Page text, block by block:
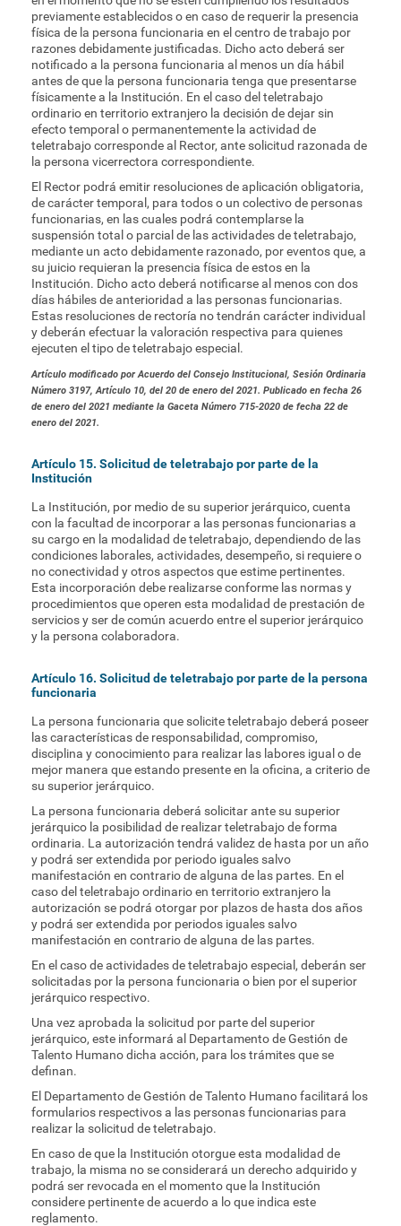
previamente establecidos o en caso de requerir la presencia
física de la persona funcionaria en el centro de trabajo por
razones debidamente justificadas. Dicho acto deberá ser
notificado a la persona funcionaria al menos un día hábil
antes de que la persona funcionaria tenga que presentarse
físicamente a la Institución. En el caso del teletrabajo
ordinario en territorio extranjero la decisión de dejar sin
efecto temporal o permanentemente la actividad de
teletrabajo corresponde al Rector, ante solicitud razonada de
la persona vicerrectora correspondiente.
El Rector podrá emitir resoluciones de aplicación obligatoria,
de carácter temporal, para todos o un colectivo de personas
funcionarias, en las cuales podrá contemplarse la
suspensión total o parcial de las actividades de teletrabajo,
mediante un acto debidamente razonado, por eventos que, a
su juicio requieran la presencia física de estos en la
Institución. Dicho acto deberá notificarse al menos con dos
días hábiles de anterioridad a las personas funcionarias.
Estas resoluciones de rectoría no tendrán carácter individual
y deberán efectuar la valoración respectiva para quienes
ejecuten el tipo de teletrabajo especial.
Artículo modificado por Acuerdo del Consejo Institucional, Sesión Ordinaria
Número 3197, Artículo 10, del 20 de enero del 2021. Publicado en fecha 26
de enero del 2021 mediante la Gaceta Número 715-2020 de fecha 22 de
enero del 2021.
Artículo 15. Solicitud de teletrabajo por parte de la
Institución
La Institución, por medio de su superior jerárquico, cuenta
con la facultad de incorporar a las personas funcionarias a
su cargo en la modalidad de teletrabajo, dependiendo de las
condiciones laborales, actividades, desempeño, si requiere o
no conectividad y otros aspectos que estime pertinentes.
Esta incorporación debe realizarse conforme las normas y
procedimientos que operen esta modalidad de prestación de
servicios y ser de común acuerdo entre el superior jerárquico
y la persona colaboradora.
Artículo 16. Solicitud de teletrabajo por parte de la persona
funcionaria
La persona funcionaria que solicite teletrabajo deberá poseer
las características de responsabilidad, compromiso,
disciplina y conocimiento para realizar las labores igual o de
mejor manera que estando presente en la oficina, a criterio de
su superior jerárquico.
La persona funcionaria deberá solicitar ante su superior
jerárquico la posibilidad de realizar teletrabajo de forma
ordinaria. La autorización tendrá validez de hasta por un año
y podrá ser extendida por periodo iguales salvo
manifestación en contrario de alguna de las partes. En el
caso del teletrabajo ordinario en territorio extranjero la
autorización se podrá otorgar por plazos de hasta dos años
y podrá ser extendida por periodos iguales salvo
manifestación en contrario de alguna de las partes.
En el caso de actividades de teletrabajo especial, deberán ser
solicitadas por la persona funcionaria o bien por el superior
jerárquico respectivo.
Una vez aprobada la solicitud por parte del superior
jerárquico, este informará al Departamento de Gestión de
Talento Humano dicha acción, para los trámites que se
definan.
El Departamento de Gestión de Talento Humano facilitará los
formularios respectivos a las personas funcionarias para
realizar la solicitud de teletrabajo.
En caso de que la Institución otorgue esta modalidad de
trabajo, la misma no se considerará un derecho adquirido y
podrá ser revocada en el momento que la Institución
considere pertinente de acuerdo a lo que indica este
reglamento.